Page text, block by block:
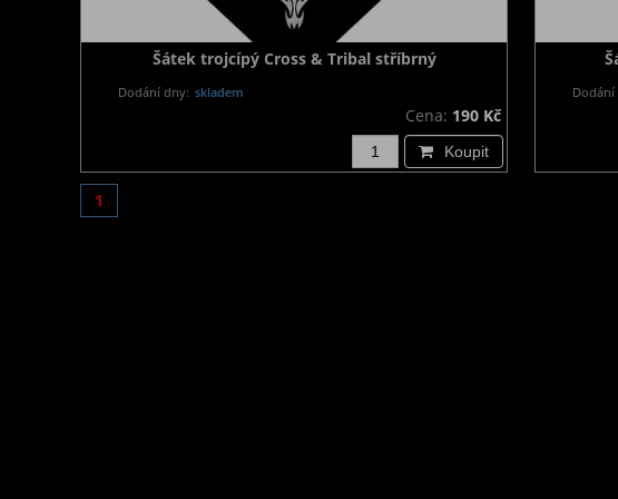
Šátek trojcípý Cross & Tribal stříbrný
Dodání dny: skladem
Cena: 190 Kč
Koupit
Dodání
1